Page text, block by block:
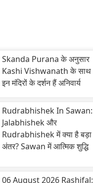
Skanda Purana के अनुसार
Kashi Vishwanath के साथ
इन मंदिरों के दर्शन हैं अनिवार्य
Rudrabhishek In Sawan:
Jalabhishek और
Rudrabhishek में क्या है बड़ा
अंतर? Sawan में आत्मिक शुद्धि
06 August 2026 Rashifal: